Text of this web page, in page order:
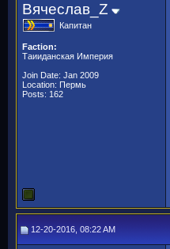
Вячеслав_Z
Капитан
Faction:
Таииданская Империя
Join Date: Jan 2009
Location: Пермь
Posts: 162
12-20-2016, 08:22 AM